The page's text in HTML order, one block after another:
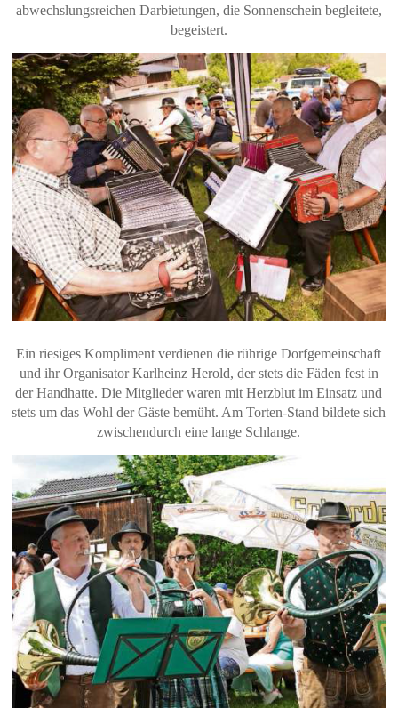
abwechslungsreichen Darbietungen, die Sonnenschein begleitete,
begeistert.
Ein riesiges Kompliment verdienen die rührige Dorfgemeinschaft
und ihr Organisator Karlheinz Herold, der stets die Fäden fest in
der Handhatte. Die Mitglieder waren mit Herzblut im Einsatz und
stets um das Wohl der Gäste bemüht. Am Torten-Stand bildete sich
zwischendurch eine lange Schlange.